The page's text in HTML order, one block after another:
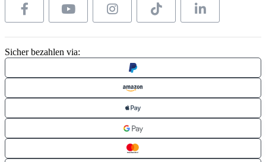
Sicher bezahlen via: